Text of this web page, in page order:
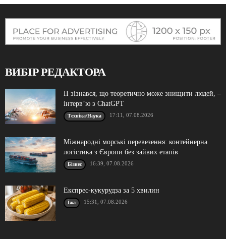
ВИБІР РЕДАКТОРА
ІІ зізнався, що теоретично може знищити людей, –
інтерв’ю з ChatGPT
Техніка/Наука 17:11, 07.08.2026
Міжнародні морські перевезення: контейнерна
логістика з Європи без зайвих етапів
Бізнес 16:39, 07.08.2026
Експрес-кукурудза за 5 хвилин
Їжа 15:31, 07.08.2026